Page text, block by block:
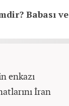
Babası ve
enkazı
İran